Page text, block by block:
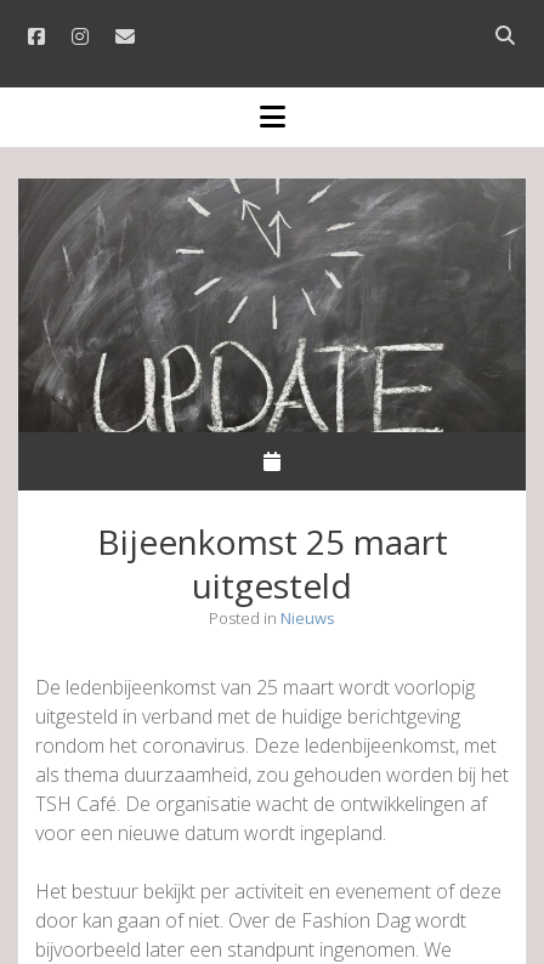
facebookinstagram
email
Open
bar
open
menu
Bijeenkomst 25 maart
uitgesteld
Posted in Nieuws
De ledenbijeenkomst van 25 maart wordt voorlopig
uitgesteld in verband met de huidige berichtgeving
rondom het coronavirus. Deze ledenbijeenkomst, met
als thema duurzaamheid, zou gehouden worden bij het
TSH Café. De organisatie wacht de ontwikkelingen af
voor een nieuwe datum wordt ingepland.
Het bestuur bekijkt per activiteit en evenement of deze
door kan gaan of niet. Over de Fashion Dag wordt
bijvoorbeeld later een standpunt ingenomen. We